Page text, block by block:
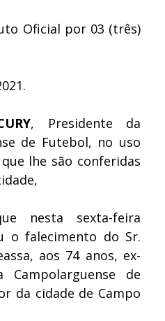
Oficial por 03 (três)
, Presidente da
de Futebol, no uso
lhe são conferidas
nesta sexta-feira
o falecimento do Sr.
aos 74 anos, ex-
de
da cidade de Campo